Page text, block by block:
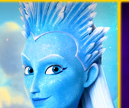
BH TELECOM
10:54, 14.05.2026
BH Telecom:
prema KK
ugovorom